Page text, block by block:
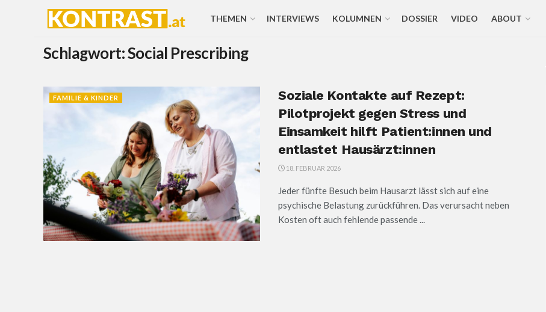
THEMEN INTERVIEWS KOLUMNEN DOSSIER VIDEO ABOUT
Schlagwort:Social Prescribing
FAMILIE & KINDER
Soziale Kontakte auf Rezept:
Pilotprojekt gegen Stress und
Einsamkeit hilft Patient:innen und
entlastet Hausärzt:innen
18. FEBRUAR 2026
Jeder fünfte Besuch beim Hausarzt lässt sich auf eine
psychische Belastung zurückführen. Das verursacht neben
Kosten oft auch fehlende passende ...